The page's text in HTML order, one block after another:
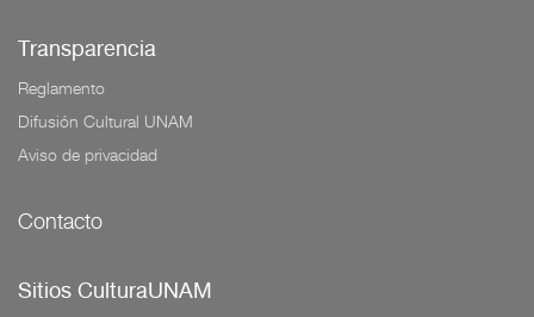
Transparencia
Reglamento
Difusión Cultural UNAM
Aviso de privacidad
Contacto
Sitios CulturaUNAM